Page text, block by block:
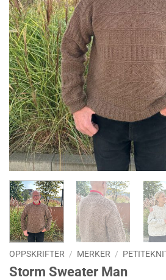
OPPSKRIFTER / MERKER /
Storm Sweater Man